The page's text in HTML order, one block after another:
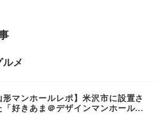
メ
形マンホールレポ】米沢市に設置さ
「好きあま＠デザインマンホール」